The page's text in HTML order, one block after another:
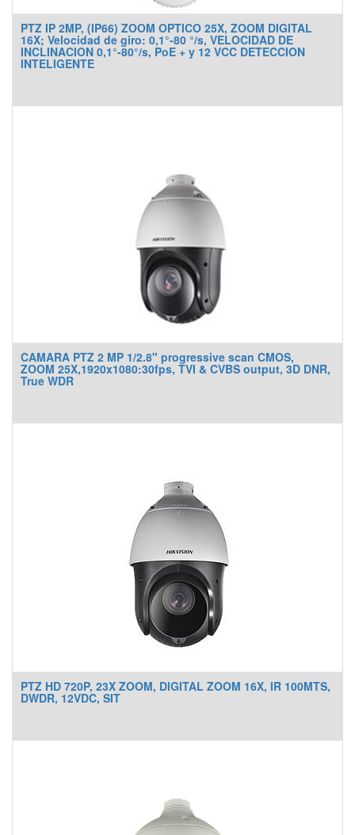
PTZ IP 2MP, (IP66) ZOOM OPTICO 25X, ZOOM DIGITAL
16X; Velocidad de giro: 0,1°-80 °/s, VELOCIDAD DE
INCLINACION 0,1°-80°/s, PoE + y 12 VCC DETECCION
INTELIGENTE
CAMARA PTZ 2 MP 1/2.8" progressive scan CMOS,
ZOOM 25X,1920x1080:30fps, TVI & CVBS output, 3D DNR,
True WDR
PTZ HD 720P, 23X ZOOM, DIGITAL ZOOM 16X, IR 100MTS,
DWDR, 12VDC, SIT